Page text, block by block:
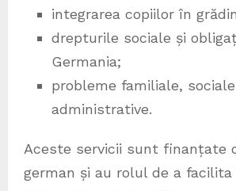
integrarea copiilor în
drepturile sociale și
Germania;
probleme familiale,
administrative.
Aceste servicii sunt finanțate
german și au rolul de a facilita